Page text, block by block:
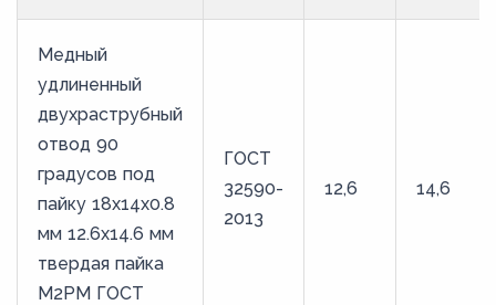
Медный
удлиненный
двухраструбный
отвод 90
градусов под
пайку 18х14х0.8
мм 12.6х14.6 мм
твердая пайка
М2РМ ГОСТ
ГОСТ
32590-
2013
12,6 14,6